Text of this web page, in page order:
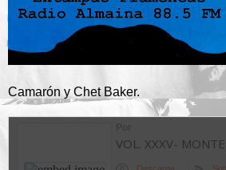
Camarón y Chet Baker.